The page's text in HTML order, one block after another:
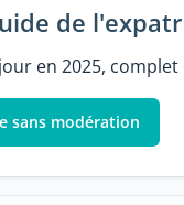
de
en 2025,
sans modération